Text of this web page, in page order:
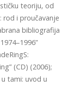
teoriju, od
rod i proučavanje
bibliografija
(CD) (2006);
tami: uvod u